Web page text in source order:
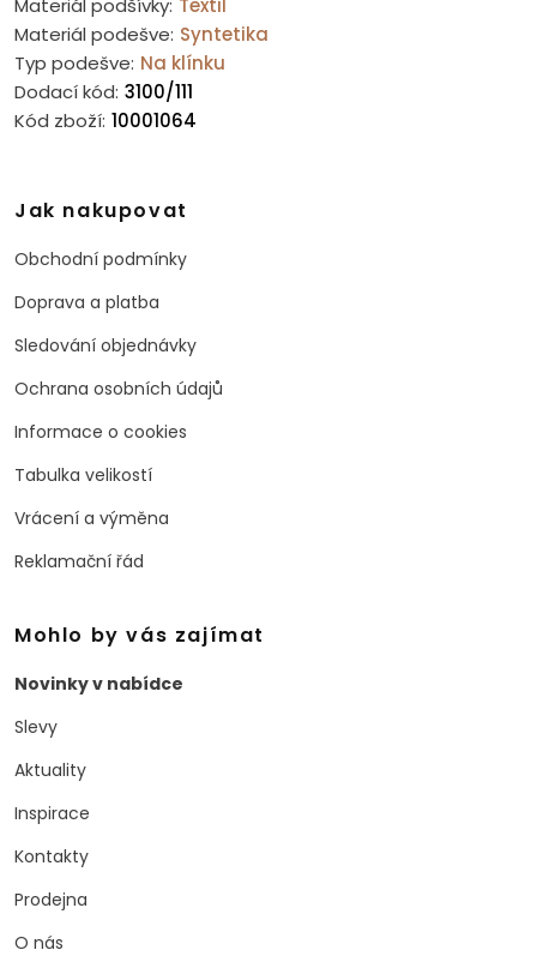
Materiál podšívky: Textil
Materiál podešve: Syntetika
Typ podešve: Na klínku
Dodací kód: 3100/111
Kód zboží: 10001064
Jak nakupovat
Obchodní podmínky
Doprava a platba
Sledování objednávky
Ochrana osobních údajů
Informace o cookies
Tabulka velikostí
Vrácení a výměna
Reklamační řád
Mohlo by vás zajímat
Novinky v nabídce
Slevy
Aktuality
Inspirace
Kontakty
Prodejna
O nás